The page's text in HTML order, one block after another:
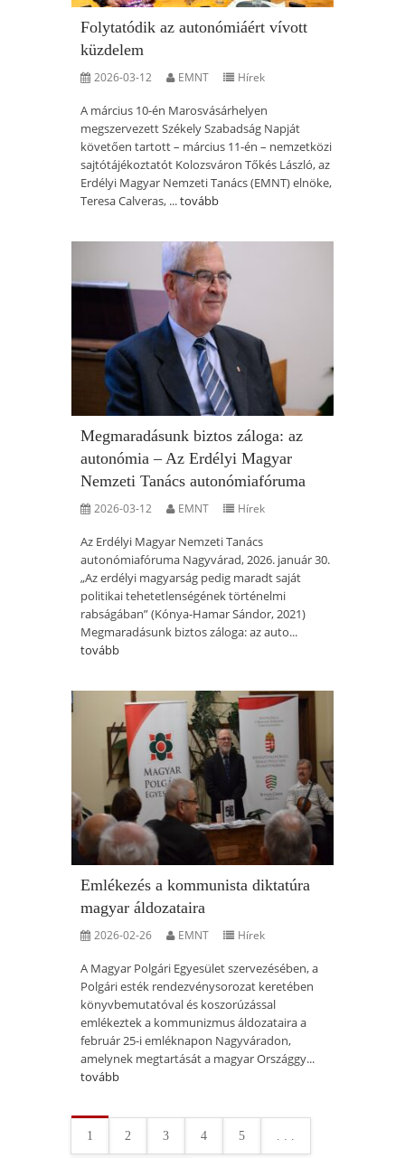
Folytatódik az autonómiáért vívott
küzdelem
2026-03-12 EMNT Hírek
A március 10-én Marosvásárhelyen
megszervezett Székely Szabadság Napját
követően tartott – március 11-én – nemzetközi
sajtótájékoztatót Kolozsváron Tőkés László, az
Erdélyi Magyar Nemzeti Tanács (EMNT) elnöke,
Teresa Calveras, ...tovább
Megmaradásunk biztos záloga: az
autonómia – Az Erdélyi Magyar
Nemzeti Tanács autonómiafóruma
2026-03-12 EMNT Hírek
Az Erdélyi Magyar Nemzeti Tanács
autonómiafóruma Nagyvárad, 2026. január 30.
„Az erdélyi magyarság pedig maradt saját
politikai tehetetlenségének történelmi
rabságában” (Kónya-Hamar Sándor, 2021)
Megmaradásunk biztos záloga: az auto...
tovább
Emlékezés a kommunista diktatúra
magyar áldozataira
2026-02-26 EMNT Hírek
A Magyar Polgári Egyesület szervezésében, a
Polgári esték rendezvénysorozat keretében
könyvbemutatóval és koszorúzással
emlékeztek a kommunizmus áldozataira a
február 25-i emléknapon Nagyváradon,
amelynek megtartását a magyar Országgy...
tovább
1 2 3 4 5 . . .